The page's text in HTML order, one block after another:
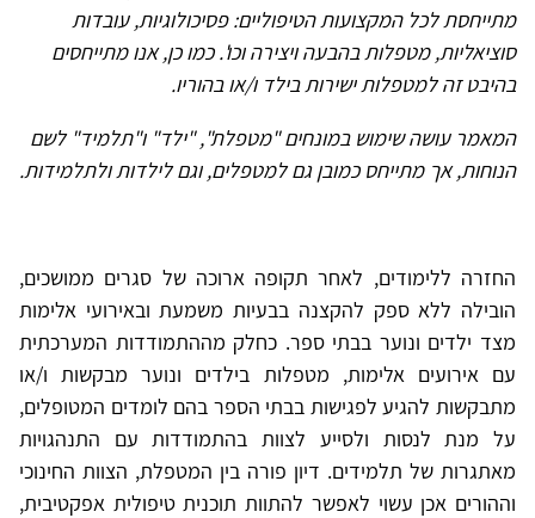
מתייחסת לכל המקצועות הטיפוליים: פסיכולוגיות, עובדות
סוציאליות, מטפלות בהבעה ויצירה וכו'. כמו כן, אנו מתייחסים
בהיבט זה למטפלות ישירות בילד ו/או בהוריו.
המאמר עושה שימוש במונחים "מטפלת", "ילד" ו"תלמיד" לשם
הנוחות, אך מתייחס כמובן גם למטפלים, וגם לילדות ולתלמידות.
החזרה ללימודים, לאחר תקופה ארוכה של סגרים ממושכים,
הובילה ללא ספק להקצנה בבעיות משמעת ובאירועי אלימות
מצד ילדים ונוער בבתי ספר. כחלק מההתמודדות המערכתית
עם אירועים אלימות, מטפלות בילדים ונוער מבקשות ו/או
מתבקשות להגיע לפגישות בבתי הספר בהם לומדים המטופלים,
על מנת לנסות ולסייע לצוות בהתמודדות עם התנהגויות
מאתגרות של תלמידים. דיון פורה בין המטפלת, הצוות החינוכי
וההורים אכן עשוי לאפשר להתוות תוכנית טיפולית אפקטיבית,